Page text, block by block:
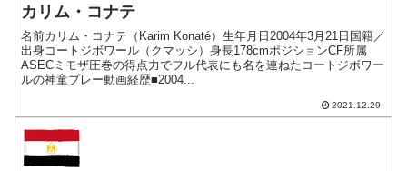
カリム・コナテ
名前カリム・コナテ（Karim Konaté）生年月日2004年3月21日国籍／
出身コートジボワール（クマッシ）身長178cmポジションCF所属
ASECミモザ圧巻の得点力でフル代表にも名を連ねたコートジボワー
ルの神童プレー動画経歴■2004...
2021.12.29